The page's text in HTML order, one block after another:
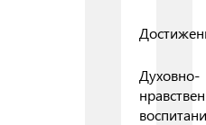
Духовно-